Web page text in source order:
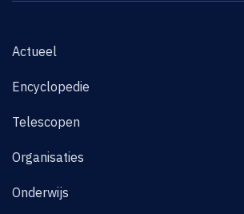
Actueel
Encyclopedie
Telescopen
Organisaties
Onderwijs